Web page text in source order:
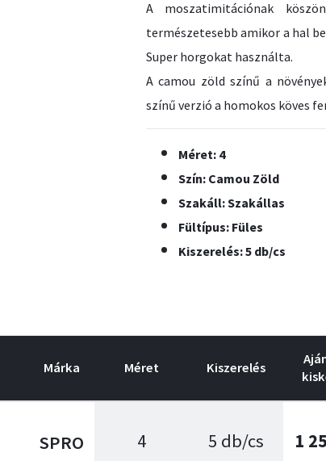
A moszatimitációnak
természetesebb amikor a hal
Super horgokat használta.
A camou zöld színű a
színű verzió a homokos köves
Méret: 4
Szín: Camou Zöld
Szakáll: Szakállas
Fültípus: Füles
Kiszerelés: 5 db/cs
Márka Méret Kiszerelés
SPRO 4 5 db/cs 1